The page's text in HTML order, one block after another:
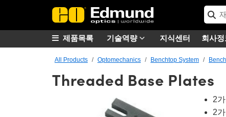
기술역량 지식센터 회사정
제품목록
All Products Optomechanics Benchtop System
Threaded Base Plates
2
2